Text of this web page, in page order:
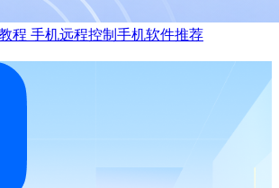
程 手机远程控制手机软件推荐